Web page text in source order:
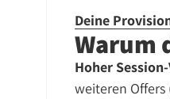
Deine
Warum
Hoher
weiteren